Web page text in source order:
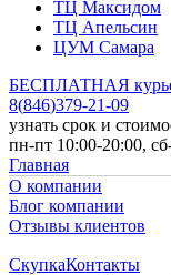
ТЦ Максидом
ТЦ Апельсин
ЦУМ Самара
БЕСПЛАТНАЯ
8(846)379-21-09
узнать срок и
пн-пт 10:00-20:00,
Главная
О компании
Блог компании
Отзывы клиентов
СкупкаКонтакты